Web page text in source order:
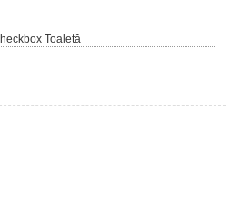
Toaletă